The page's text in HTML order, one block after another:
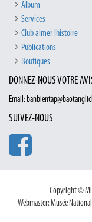
Album
Services
Club aimer lhistoire
Publications
Boutiques
DONNEZ-NOUS VOTRE
Email:
SUIVEZ-NOUS
Copyright ©
Webmaster: Musée